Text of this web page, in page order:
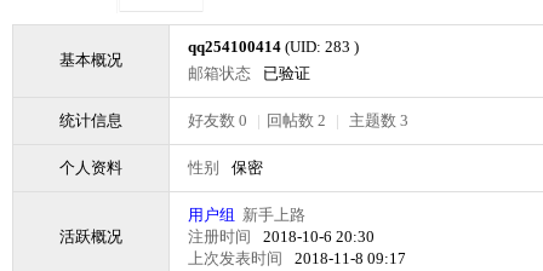
基本概况
qq254100414 (UID: 283 )
邮箱状态
已验证
统计信息 好友数 0 | 回帖数 2 | 主题数 3
个人资料 性别 保密
活跃概况
用户组 新手上路
注册时间
2018-10-6 20:30
上次发表时间
2018-11-8 09:17